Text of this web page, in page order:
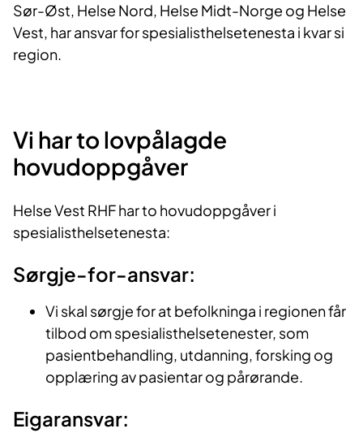
Sør-Øst, Helse Nord, Helse Midt-Norge og Helse
Vest, har ansvar for spesialisthelsetenesta i kvar si
region.
Vi har to lovpålagde
hovudoppgåver
Helse Vest RHF har to hovudoppgåver i
spesialisthelsetenesta:
Sørgje-for-ansvar:
Vi skal sørgje for at befolkninga i regionen får
tilbod om spesialisthelsetenester, som
pasientbehandling, utdanning, forsking og
opplæring av pasientar og pårørande.
Eigaransvar: